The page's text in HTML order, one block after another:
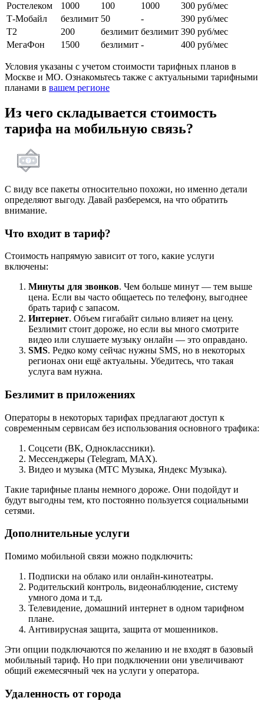
Ростелеком
1000 100 1000
300 руб/мес
Т-Мобайл
безлимит 50 -
390 руб/мес
Т2
200 безлимит безлимит 390 руб/мес
МегаФон
1500 безлимит - 400 руб/мес
Условия указаны с учетом стоимости тарифных планов в
Москве и МО. Ознакомьтесь также с актуальными тарифными
планами в вашем регионе
Из чего складывается стоимость
тарифа на мобильную связь?
С виду все пакеты относительно похожи, но именно детали
определяют выгоду. Давай разберемся, на что обратить
внимание.
Что входит в тариф?
Стоимость напрямую зависит от того, какие услуги
включены:
Минуты для звонков. Чем больше минут — тем выше
цена. Если вы часто общаетесь по телефону, выгоднее
брать тариф с запасом.
Интернет. Объем гигабайт сильно влияет на цену.
Безлимит стоит дороже, но если вы много смотрите
видео или слушаете музыку онлайн — это оправдано.
SMS. Редко кому сейчас нужны SMS, но в некоторых
регионах они ещё актуальны. Убедитесь, что такая
услуга вам нужна.
Безлимит в приложениях
Операторы в некоторых тарифах предлагают доступ к
современным сервисам без использования основного трафика:
Соцсети (ВК, Одноклассники).
Мессенджеры (Telegram, MAX).
Видео и музыка (МТС Музыка, Яндекс Музыка).
Такие тарифные планы немного дороже. Они подойдут и
будут выгодны тем, кто постоянно пользуется социальными
сетями.
Дополнительные услуги
Помимо мобильной связи можно подключить:
Подписки на облако или онлайн-кинотеатры.
Родительский контроль, видеонаблюдение, систему
умного дома и т.д.
Телевидение, домашний интернет в одном тарифном
плане.
Антивирусная защита, защита от мошенников.
Эти опции подключаются по желанию и не входят в базовый
мобильный тариф. Но при подключении они увеличивают
общий ежемесячный чек на услуги у оператора.
Удаленность от города